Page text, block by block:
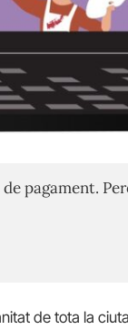
pagament.
de tota la